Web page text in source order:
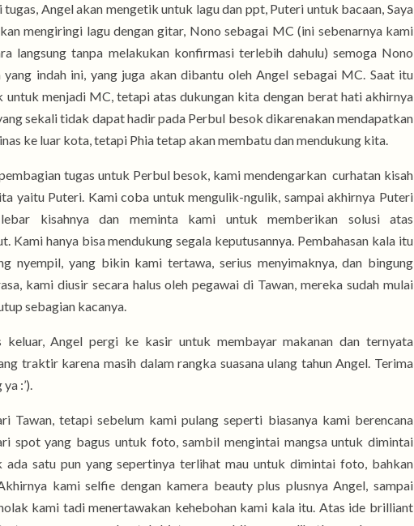
Angel akan mengetik untuk lagu dan ppt, Puteri untuk bacaan, Saya
mengiringi lagu dengan gitar, Nono sebagai MC (ini sebenarnya kami
langsung tanpa melakukan konfirmasi terlebih dahulu) semoga Nono
yang indah ini, yang juga akan dibantu oleh Angel sebagai MC. Saat itu
untuk menjadi MC, tetapi atas dukungan kita dengan berat hati akhirnya
sekali tidak dapat hadir pada Perbul besok dikarenakan mendapatkan
ke luar kota, tetapi Phia tetap akan membatu dan mendukung kita.
tugas untuk Perbul besok, kami mendengarkan curhatan kisah
yaitu Puteri. Kami coba untuk mengulik-ngulik, sampai akhirnya Puteri
kisahnya dan meminta kami untuk memberikan solusi atas
Kami hanya bisa mendukung segala keputusannya. Pembahasan kala itu
nyempil, yang bikin kami tertawa, serius menyimaknya, dan bingung
kami diusir secara halus oleh pegawai di Tawan, mereka sudah mulai
sebagian kacanya.
keluar, Angel pergi ke kasir untuk membayar makanan dan ternyata
traktir karena masih dalam rangka suasana ulang tahun Angel. Terima
:’).
Tawan, tetapi sebelum kami pulang seperti biasanya kami berencana
spot yang bagus untuk foto, sambil mengintai mangsa untuk dimintai
satu pun yang sepertinya terlihat mau untuk dimintai foto, bahkan
kami selfie dengan kamera beauty plus plusnya Angel, sampai
kami tadi menertawakan kehebohan kami kala itu. Atas ide brilliant